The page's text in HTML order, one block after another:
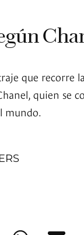
que recorre
quien se
mundo.